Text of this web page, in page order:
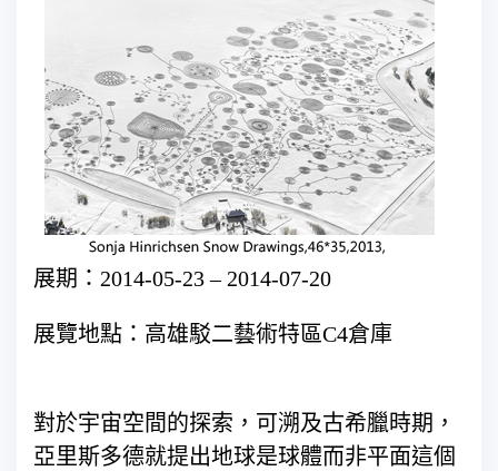
展期：2014-05-23 – 2014-07-20
展覽地點：高雄駁二藝術特區C4倉庫
對於宇宙空間的探索，可溯及古希臘時期，
亞里斯多德就提出地球是球體而非平面這個